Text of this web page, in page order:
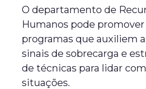
O departamento de
Humanos pode promover
programas que auxiliem
sinais de sobrecarga e
de técnicas para lidar
situações.